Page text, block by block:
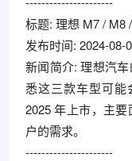
标题: 理想 M7 / M8
发布时间: 2024-08-
新闻简介: 理想汽
悉这三款车型可
2025 年上市，主
户的需求。
----------------------